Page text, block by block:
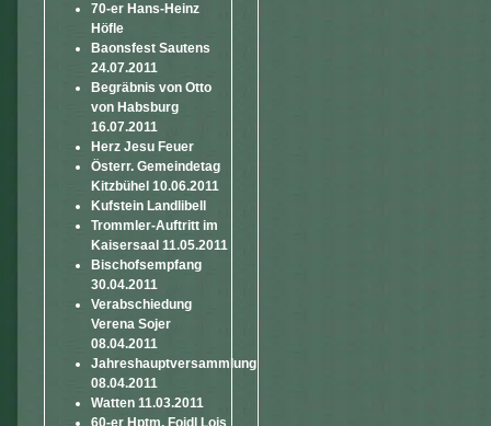
70-er Hans-Heinz
Höfle
Baonsfest Sautens
24.07.2011
Begräbnis von Otto
von Habsburg
16.07.2011
Herz Jesu Feuer
Österr. Gemeindetag
Kitzbühel 10.06.2011
Kufstein Landlibell
Trommler-Auftritt im
Kaisersaal 11.05.2011
Bischofsempfang
30.04.2011
Verabschiedung
Verena Sojer
08.04.2011
Jahreshauptversammlung
08.04.2011
Watten 11.03.2011
60-er Hptm. Foidl Lois